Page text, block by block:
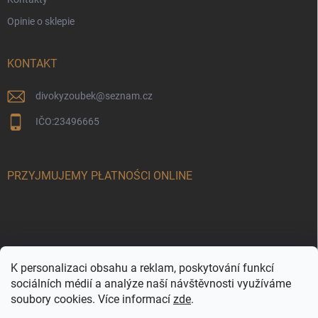
K personalizaci obsahu a reklam, poskytování funkcí
sociálních médií a analýze naší návštěvnosti využíváme
soubory cookies. Více informací zde.
Opinie o sklepie
KONTAKT
divokyzoubek@seznam.cz
IČO:23496665
PRZYJMUJEMY PŁATNOŚCI ONLINE